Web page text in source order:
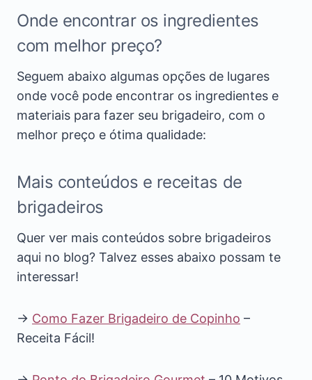
Onde encontrar os ingredientes
com melhor preço?
Seguem abaixo algumas opções de lugares
onde você pode encontrar os ingredientes e
materiais para fazer seu brigadeiro, com o
melhor preço e ótima qualidade:
Mais conteúdos e receitas de
brigadeiros
Quer ver mais conteúdos sobre brigadeiros
aqui no blog? Talvez esses abaixo possam te
interessar!
→ Como Fazer Brigadeiro de Copinho –
Receita Fácil!